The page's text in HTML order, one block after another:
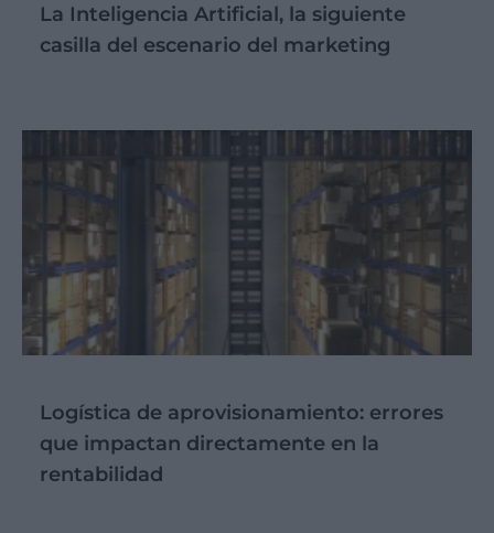
La Inteligencia Artificial, la siguiente
casilla del escenario del marketing
Logística de aprovisionamiento: errores
que impactan directamente en la
rentabilidad